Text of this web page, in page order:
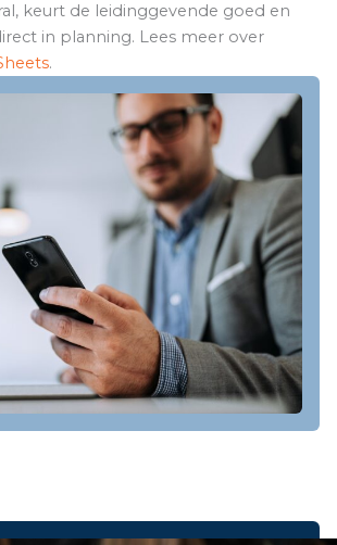
keurt de leidinggevende goed en
in planning. Lees meer over
.